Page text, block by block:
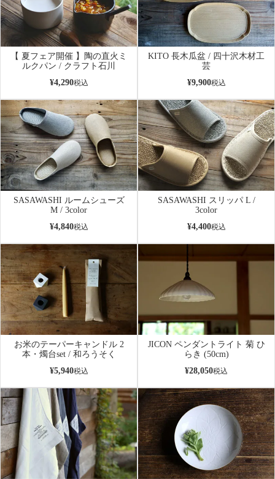
【 夏フェア開催 】陶の直火ミ
ルクパン / クラフト石川
¥4,290税込
KITO 長木瓜盆 / 四十沢木材工
芸
¥9,900税込
SASAWASHI ルームシューズ
M / 3color
¥4,840税込
SASAWASHI スリッパ L /
3color
¥4,400税込
お米のテーパーキャンドル 2
本・燭台set / 和ろうそく
¥5,940税込
JICON ペンダントライト 菊 ひ
らき (50cm)
¥28,050税込